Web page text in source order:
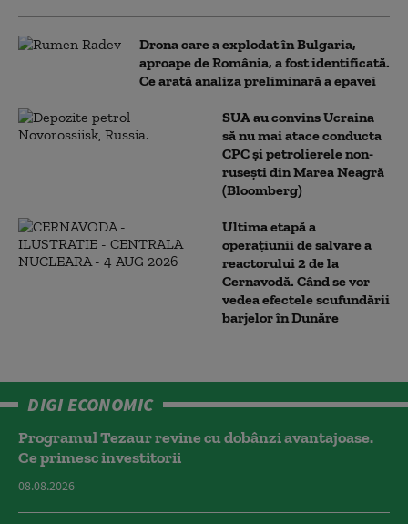
Drona care a explodat în Bulgaria,
aproape de România, a fost identificată.
Ce arată analiza preliminară a epavei
SUA au convins Ucraina
să nu mai atace conducta
CPC şi petrolierele non-
ruseşti din Marea Neagră
(Bloomberg)
Ultima etapă a
operațiunii de salvare a
reactorului 2 de la
Cernavodă. Când se vor
vedea efectele scufundării
barjelor în Dunăre
DIGI ECONOMIC
Programul Tezaur revine cu dobânzi avantajoase.
Ce primesc investitorii
08.08.2026